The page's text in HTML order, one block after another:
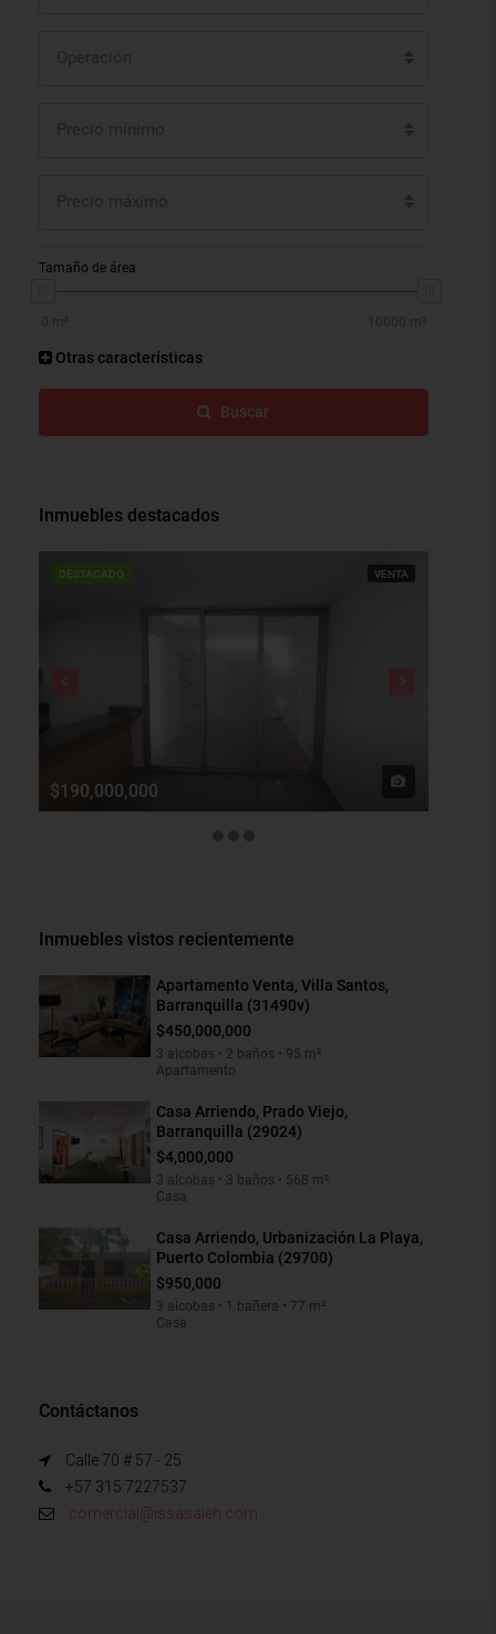
Tamaño de área
Otras características
Buscar
Inmuebles destacados
DESTACADO VENTA
$190,000,000
Inmuebles vistos recientemente
Apartamento Venta, Villa Santos,
Barranquilla (31490v)
$450,000,000
3 alcobas • 2 baños • 95 m²
Apartamento
Casa Arriendo, Prado Viejo,
Barranquilla (29024)
$4,000,000
3 alcobas • 3 baños • 568 m²
Casa
Casa Arriendo, Urbanización La Playa,
Puerto Colombia (29700)
$950,000
3 alcobas • 1 bañera • 77 m²
Casa
Contáctanos
Calle 70 # 57 - 25
+57 315 7227537
comercial@issasaieh.com